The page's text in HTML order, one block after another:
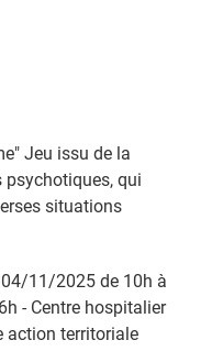
Jeu issu de la
psychotiques, qui
situations
11/2025 de 10h à
- Centre hospitalier
action territoriale